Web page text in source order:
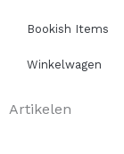
Bookish Items
Winkelwagen
Artikelen